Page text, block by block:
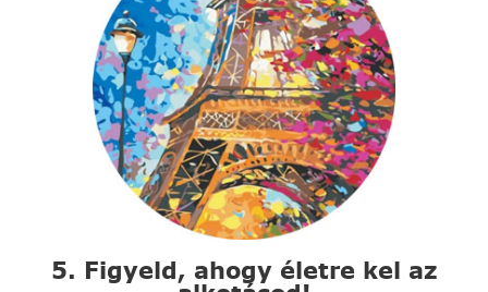
5. Figyeld, ahogy életre kel az